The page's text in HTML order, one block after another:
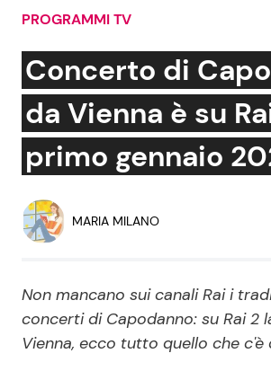
Cerca:
News e Cronaca
Attualità Italiana
Economia
Persone Scomparse
Politica Reality
PROGRAMMI TV
Concerto di
da Vienna è su
primo gennaio
MARIA MILANO
Non mancano sui canali Rai i
concerti di Capodanno: su Rai 2
Vienna, ecco tutto quello che c'è